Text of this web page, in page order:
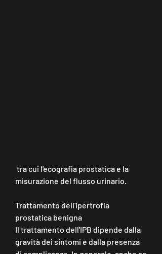
misurazione del flusso urinario.
Trattamento dell'ipertrofia
prostatica benigna
Il trattamento dell'IPB dipende dalla
gravità dei sintomi e dalla presenza